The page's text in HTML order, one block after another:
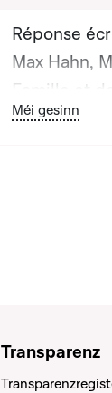
Réponse
Max Hahn,
Famille et
Monsieur
Bouton
Méi gesinn
Transparenz